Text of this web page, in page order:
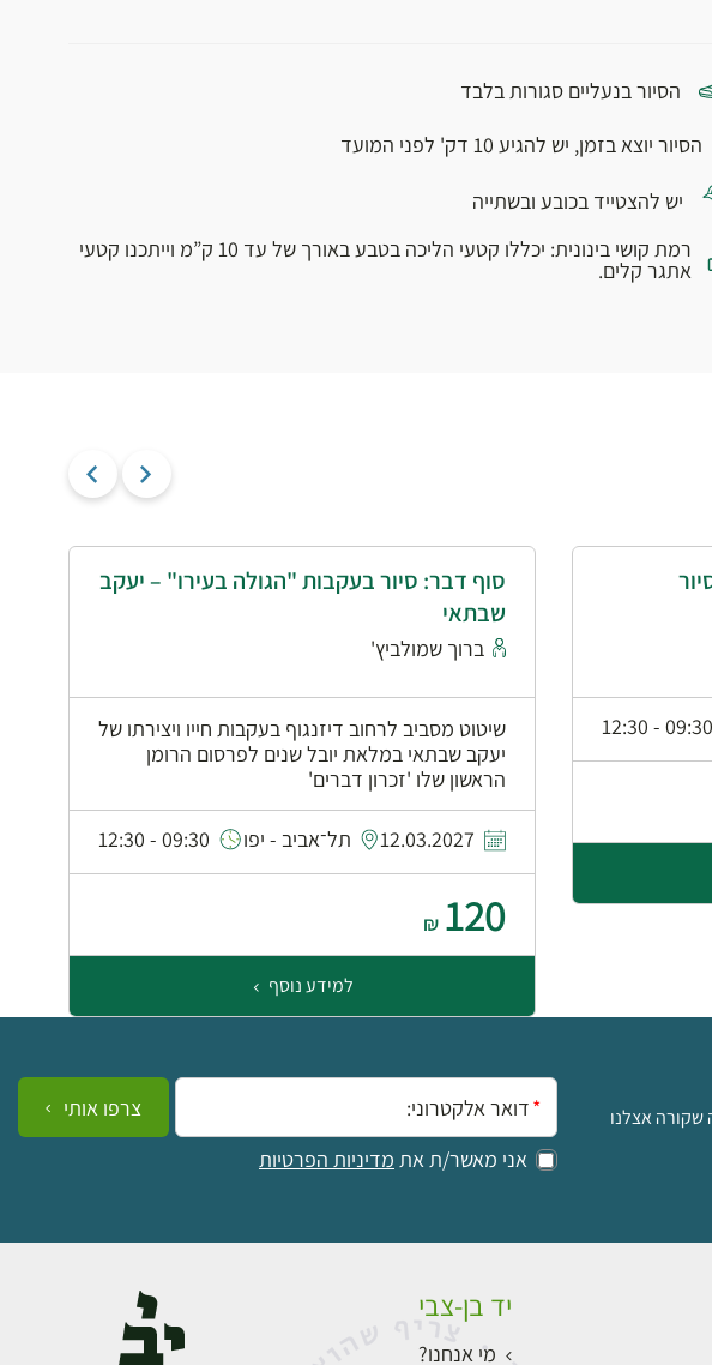
הסיור בנעליים סגורות בלבד
הסיור יוצא בזמן, יש להגיע 10 דק' לפני המועד
יש להצטייד בכובע ובשתייה
רמת קושי בינונית: יכללו קטעי הליכה בטבע באורך של עד 10 ק”מ וייתכנו קטעי
אתגר קלים.
09:30 - 12:30
סוף דבר: סיור בעקבות "הגולה בעירו" – יעקב
שבתאי
ברוך שמולביץ'
שיטוט מסביב לרחוב דיזנגוף בעקבות חייו ויצירתו של
יעקב שבתאי במלאת יובל שנים לפרסום הרומן
הראשון שלו 'זכרון דברים'
12.03.2027 תל־אביב - יפו 09:30 - 12:30
120
₪
למידע נוסף
שקורה אצלנו
אימייל:
אני מאשר/ת את מדיניות הפרטיות
צרפו אותי
יד בן-צבי
מי אנחנו?